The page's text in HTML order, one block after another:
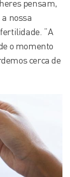
pensam,
nossa
“A
o momento
cerca de